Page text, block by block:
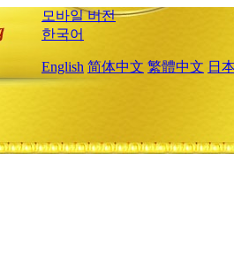
모바일 버전
한국어
English 简体中文 繁體中文 日